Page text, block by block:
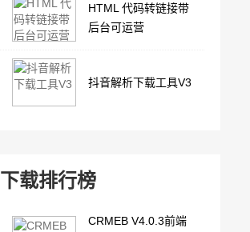
HTML 代码转链接带
后台可运营
抖音解析下载工具V3
下载排行榜
CRMEB V4.0.3前端